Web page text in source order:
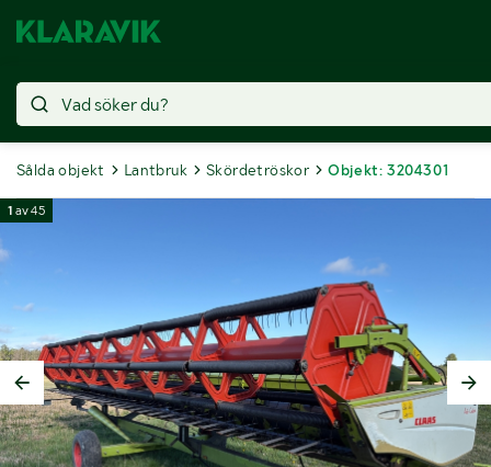
Sålda objekt Lantbruk Skördetröskor Objekt: 3204301
1 av45